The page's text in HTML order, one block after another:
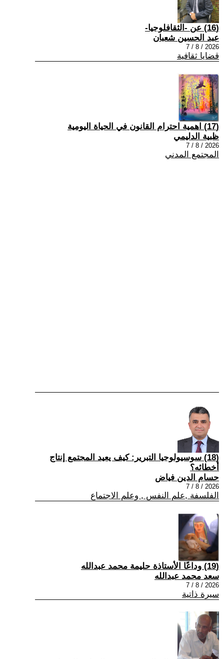
(16) عن -الثقافلوجيا-
عبد الحسين شعبان
2026 / 8 / 7
قضايا ثقافية
(17) اهمية احترام القانون في الحياة اليومية
ظبية الدليمي
2026 / 8 / 7
المجتمع المدني
(18) سوسيولوجيا التبرير: كيف يعيد المجتمع إنتاج
أخطائه؟
حسام الدين فياض
2026 / 8 / 7
الفلسفة ,علم النفس , وعلم الاجتماع
(19) وداعًا الأستاذة حليمة محمد عبدالله
سعد محمد عبدالله
2026 / 8 / 7
سيرة ذاتية